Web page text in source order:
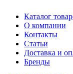
Каталог
О компании
Контакты
Статьи
Доставка и
Бренды